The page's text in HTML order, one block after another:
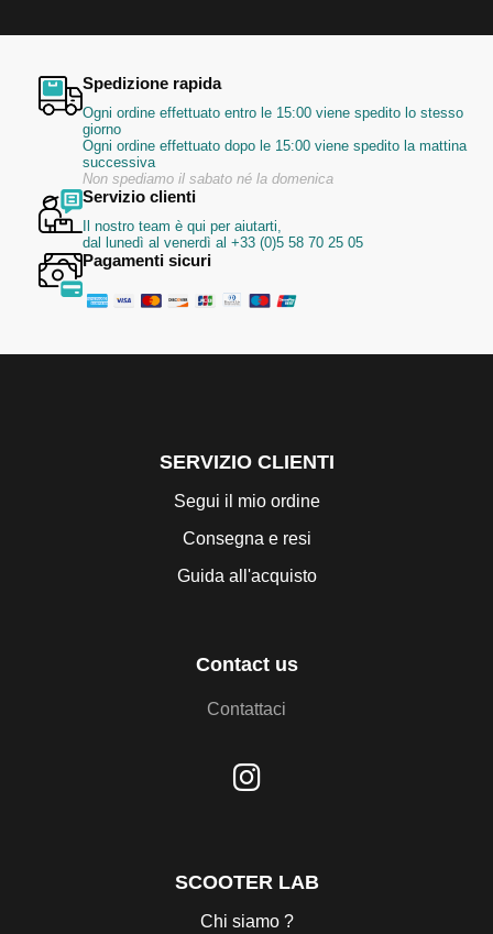
Spedizione rapida
Ogni ordine effettuato entro le 15:00 viene spedito lo stesso
giorno
Ogni ordine effettuato dopo le 15:00 viene spedito la mattina
successiva
Non spediamo il sabato né la domenica
Servizio clienti
Il nostro team è qui per aiutarti,
dal lunedì al venerdì al +33 (0)5 58 70 25 05
Pagamenti sicuri
SERVIZIO CLIENTI
Segui il mio ordine
Consegna e resi
Guida all'acquisto
Contact us
Contattaci
SCOOTER LAB
Chi siamo ?